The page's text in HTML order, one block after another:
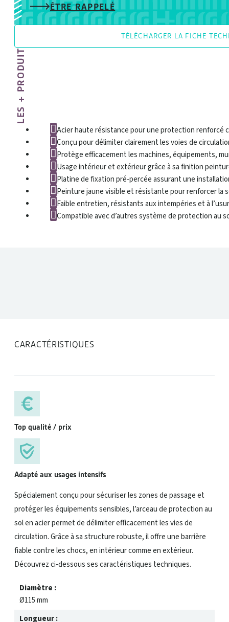
ÊTRE RAPPELÉ
TÉLÉCHARGER LA FICHE
LES + PRODUIT
Acier haute résistance pour une protection renforcé
Conçu pour délimiter clairement les voies de
Protège efficacement les machines, équipements,
Usage intérieur et extérieur grâce à sa finition
Platine de fixation pré-percée assurant une
Peinture jaune visible et résistante pour renforcer la
Faible entretien, résistants aux intempéries et à
Compatible avec d’autres système de protection au
CARACTÉRISTIQUES
Top qualité / prix
Adapté aux usages intensifs
Spécialement conçu pour sécuriser les zones de passage et
protéger les équipements sensibles, l’arceau de protection au
sol en acier permet de délimiter efficacement les vies de
circulation. Grâce à sa structure robuste, il offre une barrière
fiable contre les chocs, en intérieur comme en extérieur.
Découvrez ci-dessous ses caractéristiques techniques.
Diamètre :
Ø115 mm
Longueur :